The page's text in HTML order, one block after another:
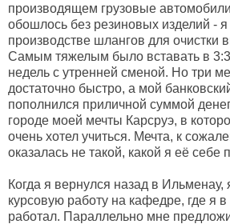
производящем грузовые
обошлось без резиновых изделий - я
производстве шлангов для очистки
Самым тяжелым было вставать в
недель с утренней сменой. Но три
достаточно быстро, а мой
пополнился приличной суммой
городе моей мечты Карсруэ, в
очень хотел учиться. Мечта, к
оказалась не такой, какой я её себе
Когда я вернулся назад в Ильменау,
курсовую работу на кафедре, где я
работал. Параллельно мне